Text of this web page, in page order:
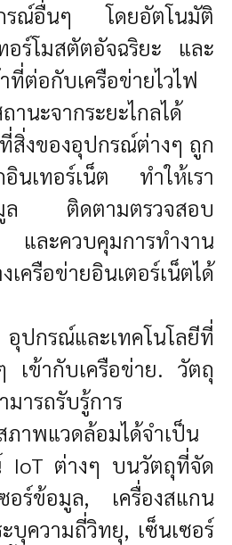
กรณ์อื่นๆ โดยอัตโนมัติ
ร์โมสตัตอัจฉริยะ และ
ที่ต่อกับเครือข่ายไวไฟ
านะจากระยะไกลได้
สิ่งของอุปกรณ์ต่างๆ ถูก
อินเทอร์เน็ต ทำให้เรา
มูล ติดตามตรวจสอบ
ะควบคุมการทำงาน
รือข่ายอินเตอร์เน็ตได้
กรณ์และเทคโนโลยีที่
เข้ากับเครือข่าย. วัตถุ
มารถรับรู้การ
าพแวดล้อมได้จำเป็น
IoT ต่างๆ บนวัตถุที่จัด
ร์ข้อมูล, เครื่องสแกน
บุความถี่วิทยุ, เซ็นเซอร์